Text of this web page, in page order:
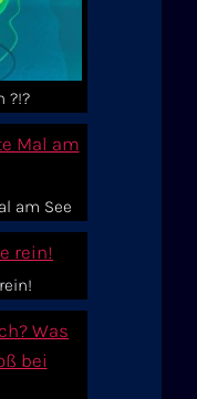
?!?
am See